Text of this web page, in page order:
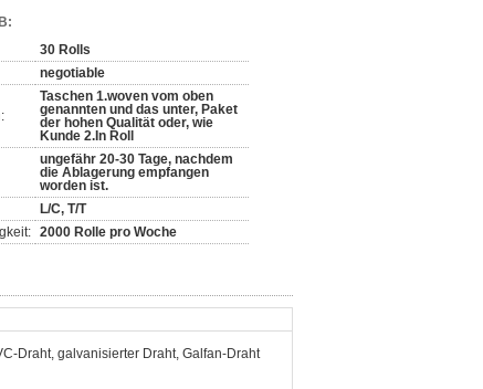
30 Rolls
negotiable
Taschen 1.woven vom oben
genannten und das unter, Paket
der hohen Qualität oder, wie
Kunde 2.In Roll
ungefähr 20-30 Tage, nachdem
die Ablagerung empfangen
worden ist.
L/C, T/T
2000 Rolle pro Woche
Draht, galvanisierter Draht, Galfan-Draht